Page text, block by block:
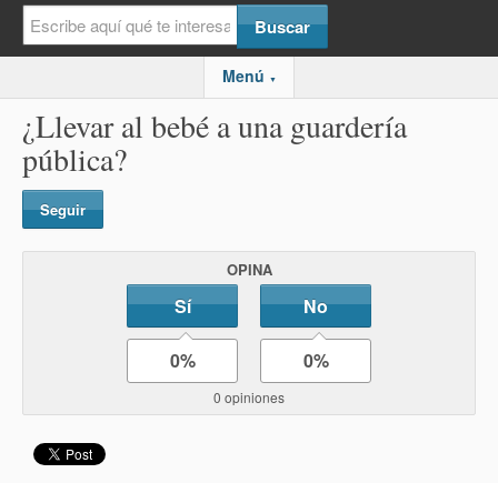
Menú ▼
¿Llevar al bebé a una guardería
pública?
Seguir
OPINA
Sí No
0% 0%
0 opiniones